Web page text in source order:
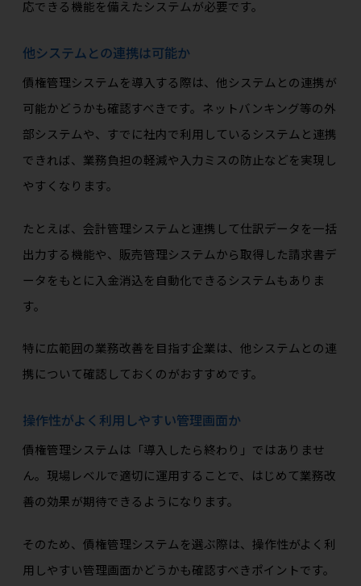
応できる機能を備えたシステムが必要です。
他システムとの連携は可能か
債権管理システムを導入する際は、他システムとの連携が
可能かどうかも確認すべきです。ネットバンキング等の外
部システムや、すでに社内で利用しているシステムと連携
できれば、業務負担の軽減や入力ミスの防止などを実現し
やすくなります。
たとえば、会計管理システムと連携して仕訳データを一括
出力する機能や、販売管理システムから取得した請求書デ
ータをもとに入金消込を自動化できるシステムもありま
す。
特に広範囲の業務改善を目指す企業は、他システムとの連
携について確認しておくのがおすすめです。
操作性がよく利用しやすい管理画面か
債権管理システムは「導入したら終わり」ではありませ
ん。現場レベルで適切に運用することで、はじめて業務改
善の効果が期待できるようになります。
そのため、債権管理システムを選ぶ際は、操作性がよく利
用しやすい管理画面かどうかも確認すべきポイントです。